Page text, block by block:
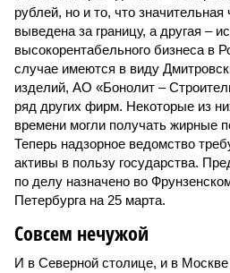
рублей, но и то, что
выведена за границу, а другая –
высокорентабельного бизнеса в
случае имеются в виду
изделий, АО «Бонолит –
ряд других фирм. Некоторые из
времени могли получать жирные
Теперь надзорное ведомство
активы в пользу государства.
по делу назначено во
Петербурга на 25 марта.
Совсем нечужой
И в Северной столице, и в Москве